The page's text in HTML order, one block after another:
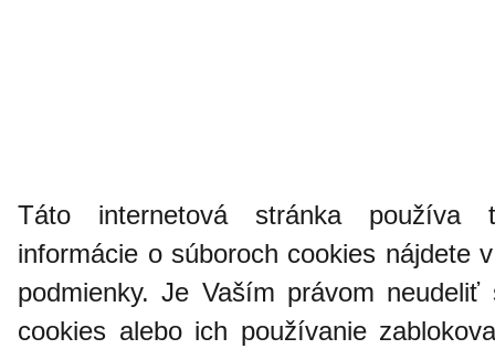
Táto internetová stránka používa
informácie o súboroch cookies nájdete
podmienky. Je Vaším právom
cookies alebo ich používanie